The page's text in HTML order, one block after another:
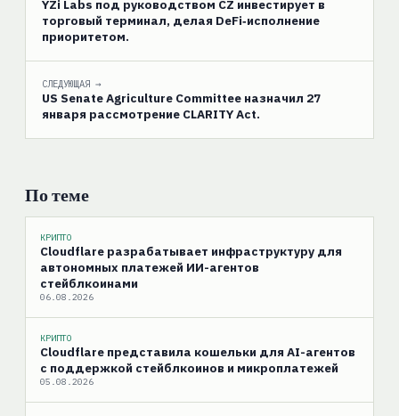
YZi Labs под руководством CZ инвестирует в
торговый терминал, делая DeFi‑исполнение
приоритетом.
СЛЕДУЮЩАЯ →
US Senate Agriculture Committee назначил 27
января рассмотрение CLARITY Act.
По теме
КРИПТО
Cloudflare разрабатывает инфраструктуру для
автономных платежей ИИ-агентов
стейблкоинами
06.08.2026
КРИПТО
Cloudflare представила кошельки для AI-агентов
с поддержкой стейблкоинов и микроплатежей
05.08.2026